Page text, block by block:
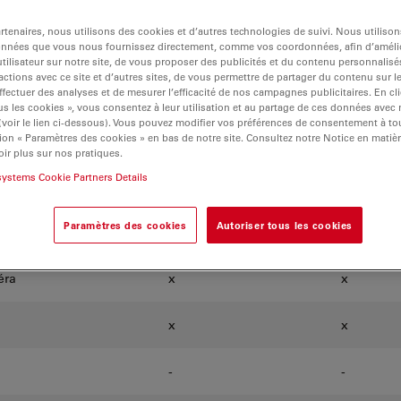
logicielle Enersight, et d'autres seront bientôt
Enersight OSD
(pour
x x
x x
x x
- -
nous utilisons des cookies et d’autres technologies de suivi. Nous
que vous nous fournissez directement, comme vos coordonnées, afin
sur notre site, de vous proposer des publicités et du contenu
avec ce site et d’autres sites, de vous permettre de partager du contenu sur
des analyses et de mesurer l’efficacité de nos campagnes publicitaires. En
les cookies », vous consentez à leur utilisation et au partage de ces données avec
le lien ci-dessous). Vous pouvez modifier vos préférences de consentement à
« Paramètres des cookies » en bas de notre site. Consultez notre Notice en
plus sur nos pratiques.
Cookie Partners Details
Paramètres des cookies Autoriser tous les cookies